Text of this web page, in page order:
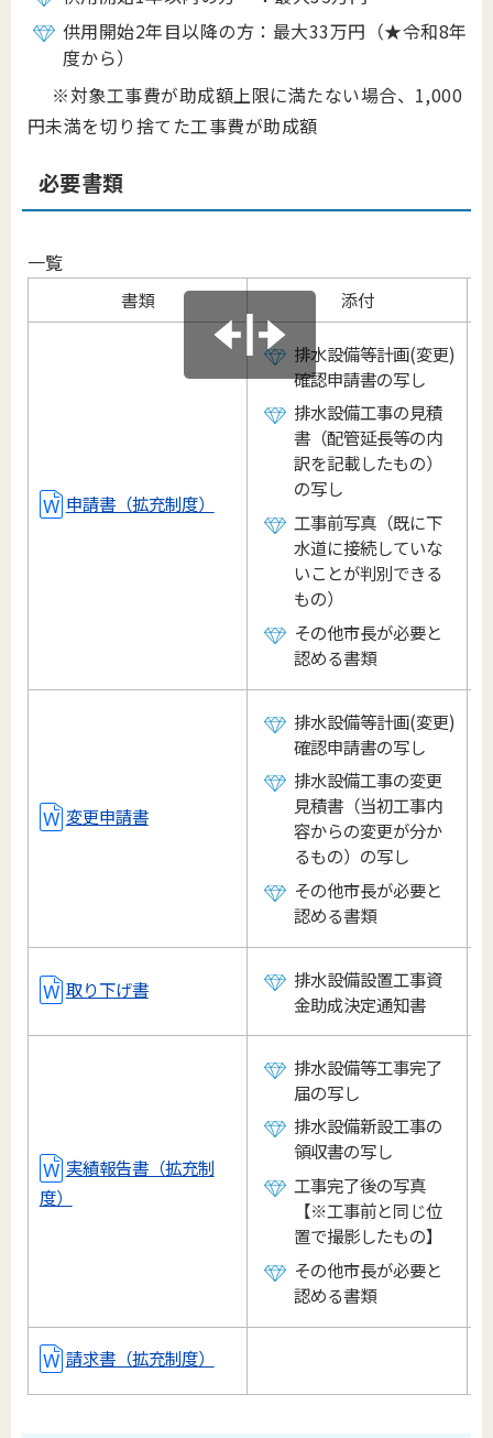
供用開始2年目以降の方：最大33万円（★令和8年
度から）
※対象工事費が助成額上限に満たない場合、1,000
円未満を切り捨てた工事費が助成額
必要書類
一覧
書類 添付
申請書（拡充制度）
排水設備等計画(変更)
確認申請書の写し
排水設備工事の見積
書（配管延長等の内
訳を記載したもの）
の写し
工事前写真（既に下
水道に接続していな
いことが判別できる
もの）
その他市長が必要と
認める書類
変更申請書
排水設備等計画(変更)
確認申請書の写し
排水設備工事の変更
見積書（当初工事内
容からの変更が分か
るもの）の写し
その他市長が必要と
認める書類
取り下げ書
排水設備設置工事資
金助成決定通知書
実績報告書（拡充制
度）
排水設備等工事完了
届の写し
排水設備新設工事の
領収書の写し
工事完了後の写真
【※工事前と同じ位
置で撮影したもの】
その他市長が必要と
認める書類
請求書（拡充制度）